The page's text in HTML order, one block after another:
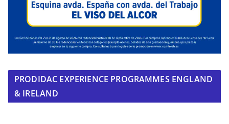
PRODIDAC EXPERIENCE PROGRAMMES ENGLAND
& IRELAND